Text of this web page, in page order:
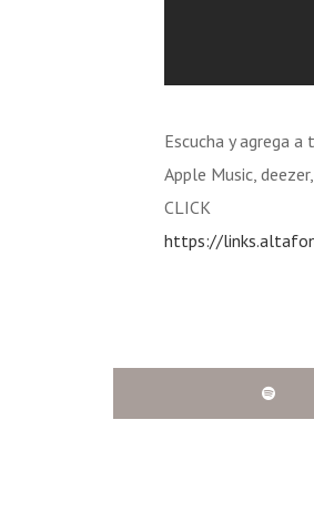
Escucha y agrega
Apple Music,
CLICK
https://